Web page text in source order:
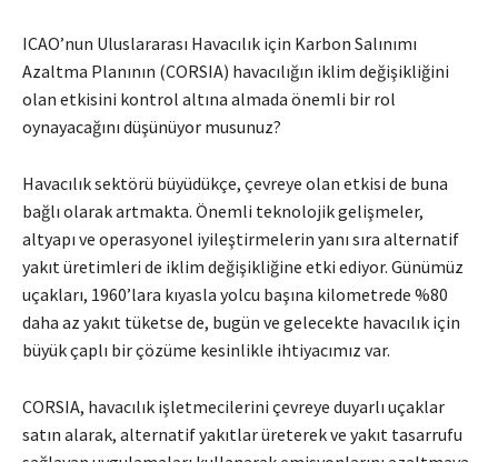
ICAO’nun Uluslararası Havacılık için Karbon Salınımı
Azaltma Planının (CORSIA) havacılığın iklim değişikliğini
olan etkisini kontrol altına almada önemli bir rol
oynayacağını düşünüyor musunuz?
Havacılık sektörü büyüdükçe, çevreye olan etkisi de buna
bağlı olarak artmakta. Önemli teknolojik gelişmeler,
altyapı ve operasyonel iyileştirmelerin yanı sıra alternatif
yakıt üretimleri de iklim değişikliğine etki ediyor. Günümüz
uçakları, 1960’lara kıyasla yolcu başına kilometrede %80
daha az yakıt tüketse de, bugün ve gelecekte havacılık için
büyük çaplı bir çözüme kesinlikle ihtiyacımız var.
CORSIA, havacılık işletmecilerini çevreye duyarlı uçaklar
satın alarak, alternatif yakıtlar üreterek ve yakıt tasarrufu